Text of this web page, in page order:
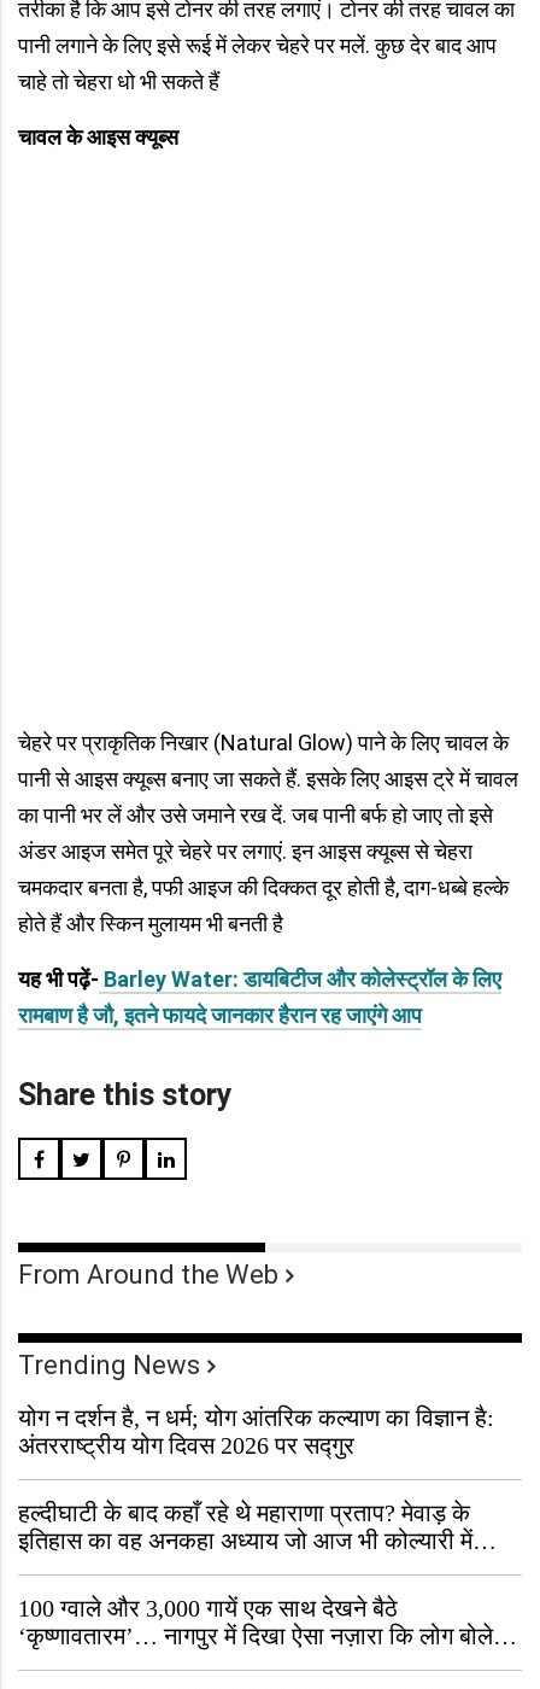
तरीका है कि आप इसे टोनर की तरह लगाएं। टोनर की तरह चावल का
पानी लगाने के लिए इसे रूई में लेकर चेहरे पर मलें. कुछ देर बाद आप
चाहे तो चेहरा धो भी सकते हैं
चावल के आइस क्यूब्स
चेहरे पर प्राकृतिक निखार (Natural Glow) पाने के लिए चावल के
पानी से आइस क्यूब्स बनाए जा सकते हैं. इसके लिए आइस ट्रे में चावल
का पानी भर लें और उसे जमाने रख दें. जब पानी बर्फ हो जाए तो इसे
अंडर आइज समेत पूरे चेहरे पर लगाएं. इन आइस क्यूब्स से चेहरा
चमकदार बनता है, पफी आइज की दिक्कत दूर होती है, दाग-धब्बे हल्के
होते हैं और स्किन मुलायम भी बनती है
यह भी पढ़ें- Barley Water: डायबिटीज और कोलेस्ट्रॉल के लिए
रामबाण है जौ, इतने फायदे जानकार हैरान रह जाएंगे आप
Share this story
From Around the Web
Trending News
योग न दर्शन है, न धर्म; योग आंतरिक कल्याण का विज्ञान है:
अंतरराष्ट्रीय योग दिवस 2026 पर सद्गुर
हल्दीघाटी के बाद कहाँ रहे थे महाराणा प्रताप? मेवाड़ के
इतिहास का वह अनकहा अध्याय जो आज भी कोल्यारी में
जीवित है
100 ग्वाले और 3,000 गायें एक साथ देखने बैठे
‘कृष्णावतारम’… नागपुर में दिखा ऐसा नज़ारा कि लोग बोले,
“ऐसा तो सिर्फ़ कृष्ण ही कर सकते हैं”